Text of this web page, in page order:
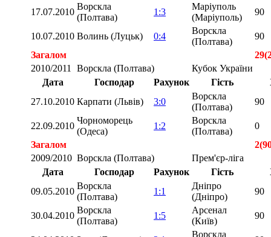
17.07.2010
Ворскла
(Полтава)
1:3
Маріуполь
(Маріуполь)
90
10.07.2010 Волинь (Луцьк) 0:4
Ворскла
(Полтава)
90
Загалом
2010/2011
Ворскла (Полтава)
Кубок України
Дата
Господар Рахунок Гість
27.10.2010 Карпати (Львів) 3:0
Ворскла
(Полтава)
90
22.09.2010
Чорноморець
(Одеса)
1:2
Ворскла
(Полтава)
0
Загалом
2009/2010 Ворскла (Полтава)
Прем'єр-ліга
Дата
Господар Рахунок Гість
09.05.2010
Ворскла
(Полтава)
1:1
Дніпро
(Дніпро)
90
30.04.2010
Ворскла
(Полтава)
1:5
Арсенал
(Київ)
90
Ворскла